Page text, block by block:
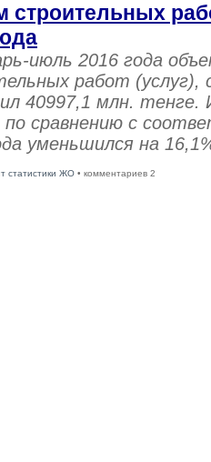
строительных
июль 2016 года
работ (услуг),
40997,1 млн. тенге.
по сравнению с
уменьшился на
статистики ЖО • комментариев 2